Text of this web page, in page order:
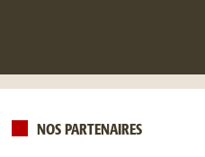
NOS PARTENAIRES